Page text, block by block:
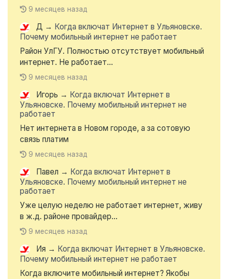
9 месяцев назад
Д → Когда включат Интернет в Ульяновске.
Почему мобильный интернет не работает
Район УлГУ. Полностью отсутствует мобильный
интернет. Не работает...
9 месяцев назад
Игорь → Когда включат Интернет в
Ульяновске. Почему мобильный интернет не
работает
Нет интернета в Новом городе, а за сотовую
связь платим
9 месяцев назад
Павел → Когда включат Интернет в
Ульяновске. Почему мобильный интернет не
работает
Уже целую неделю не работает интернет, живу
в ж.д. районе провайдер...
9 месяцев назад
Ия → Когда включат Интернет в Ульяновске.
Почему мобильный интернет не работает
Когда включите мобильный интернет? Якобы